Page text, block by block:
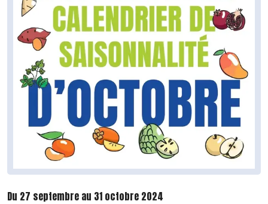
Du 27 septembre au 31 octobre 2024